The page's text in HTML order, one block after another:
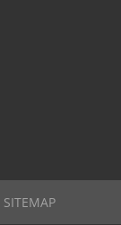
SITEMAP